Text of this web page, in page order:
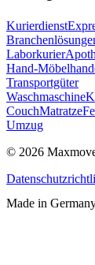
Kurierdienst
Laborkurier
Hand-
Transportgüter
Waschmaschine
CouchMatratze
Umzug
© 2026
Made in